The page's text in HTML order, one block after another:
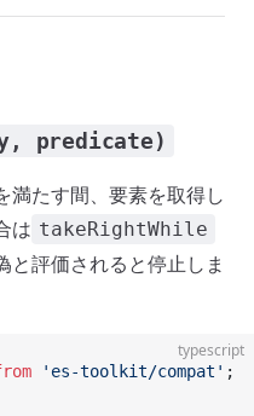
predicate)
満たす間、要素を取得し
は takeRightWhile
と評価されると停止しま
typescript
'es-toolkit/compat' ;